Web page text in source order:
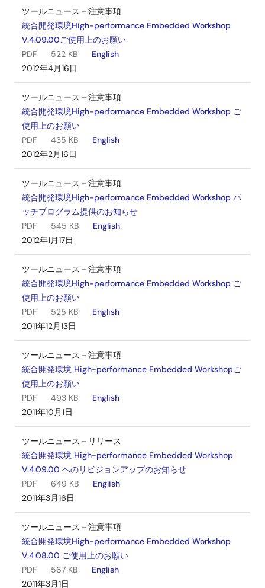
ツールニュース－注意事項
統合開発環境High-performance Embedded Workshop
V.4.09.00ご使用上のお願い
PDF
522 KB
English
2012年4月16日
ツールニュース－注意事項
統合開発環境High-performance Embedded Workshop ご
使用上のお願い
PDF
435 KB
English
2012年2月16日
ツールニュース－注意事項
統合開発環境High-performance Embedded Workshop パ
ッチプログラム提供のお知らせ
PDF
545 KB
English
2012年1月17日
ツールニュース－注意事項
統合開発環境High-performance Embedded Workshop ご
使用上のお願い
PDF
525 KB
English
2011年12月13日
ツールニュース－注意事項
統合開発環境 High-performance Embedded Workshopご
使用上のお願い
PDF
493 KB
English
2011年10月1日
ツールニュース－リリース
統合開発環境 High-performance Embedded Workshop
V.4.09.00 へのリビジョンアップのお知らせ
PDF
649 KB
English
2011年3月16日
ツールニュース－注意事項
統合開発環境High-performance Embedded Workshop
V.4.08.00 ご使用上のお願い
PDF
567 KB
English
2011年3月1日